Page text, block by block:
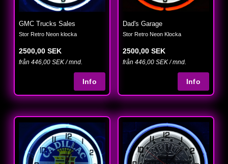
GMC Trucks Sales
Stor Retro Neon klocka
2500,00 SEK
från 446,00 SEK / mnd.
Dad's Garage
Stor Retro Neon Klocka
2500,00 SEK
från 446,00 SEK / mnd.